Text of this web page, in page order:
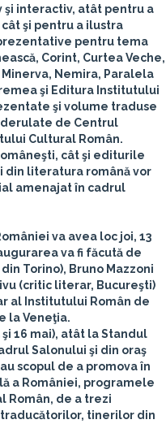
şi interactiv, atât pentru a
şi pentru a ilustra
pentru tema
Corint, Curtea Veche,
Nemira, Paralela
şi Editura Institutului
şi volume traduse
de Centrul
Cultural Român.
cât şi editurile
din literatura română vor
amenajat în cadrul
va avea loc joi, 13
va fi făcută de
Torino), Bruno Mazzoni
(critic literar, Bucureşti)
al Institutului Român de
la Veneţia.
şi 16 mai), atât la Standul
Salonului şi din oraş
scopul de a promova în
a României, programele
Român, de a trezi
tinerilor din